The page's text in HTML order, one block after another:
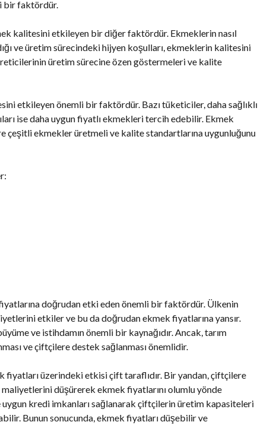
bir faktördür.
kalitesini etkileyen bir diğer faktördür. Ekmeklerin nasıl
ve üretim sürecindeki hijyen koşulları, ekmeklerin kalitesini
üretim sürecine özen göstermeleri ve kalite
etkileyen önemli bir faktördür. Bazı tüketiciler, daha sağlıklı
ise daha uygun fiyatlı ekmekleri tercih edebilir. Ekmek
ekmekler üretmeli ve kalite standartlarına uygunluğunu
doğrudan etki eden önemli bir faktördür. Ülkenin
etkiler ve bu da doğrudan ekmek fiyatlarına yansır.
ve istihdamın önemli bir kaynağıdır. Ancak, tarım
ve çiftçilere destek sağlanması önemlidir.
fiyatları üzerindeki etkisi çift taraflıdır. Bir yandan, çiftçilere
düşürerek ekmek fiyatlarını olumlu yönde
kredi imkanları sağlanarak çiftçilerin üretim kapasiteleri
Bunun sonucunda, ekmek fiyatları düşebilir ve